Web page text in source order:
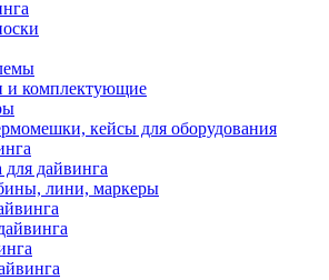
и комплектующие
кейсы для оборудования
для дайвинга
лини, маркеры